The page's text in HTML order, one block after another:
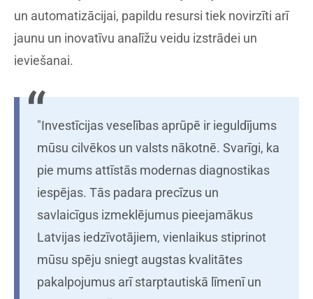
un automatizācijai, papildu resursi tiek novirzīti arī
jaunu un inovatīvu analīžu veidu izstrādei un
ieviešanai.
"Investīcijas veselības aprūpē ir ieguldījums
mūsu cilvēkos un valsts nākotnē. Svarīgi, ka
pie mums attīstās modernas diagnostikas
iespējas. Tās padara precīzus un
savlaicīgus izmeklējumus pieejamākus
Latvijas iedzīvotājiem, vienlaikus stiprinot
mūsu spēju sniegt augstas kvalitātes
pakalpojumus arī starptautiskā līmenī un